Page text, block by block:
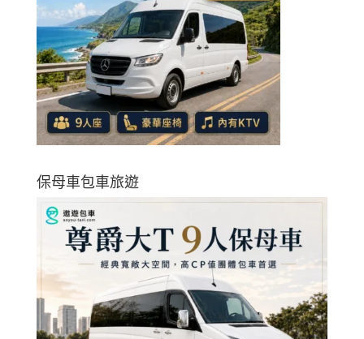
保母車包車旅遊